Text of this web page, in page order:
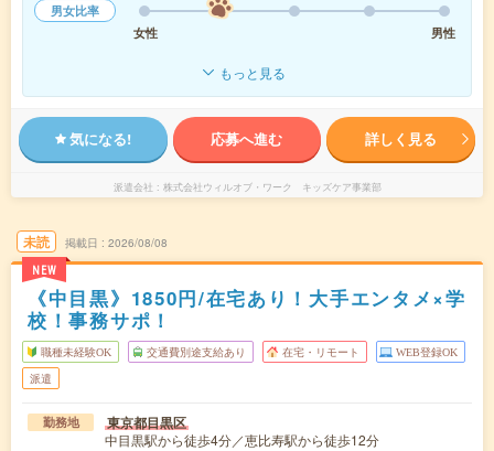
男女比率
女性
男性
もっと見る
気になる! 応募へ進む 詳しく見る
派遣会社 株式会社ウィルオブ・ワーク キッズケア事業部
未読
NEW
掲載日 2026/08/08
《中目黒》1850円/在宅あり！大手エンタメ×学
校！事務サポ！
職種未経験OK 交通費別途支給あり 在宅・リモート WEB登録OK
派遣
勤務地 東京都目黒区
中目黒駅から徒歩4分／恵比寿駅から徒歩12分